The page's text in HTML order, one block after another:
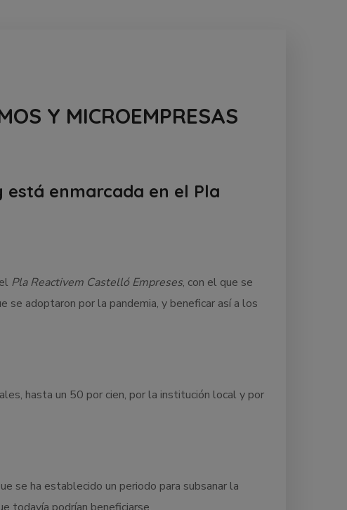
Y MICROEMPRESAS
está enmarcada en el Pla
Pla Reactivem Castelló Empreses, con el que se
adoptaron por la pandemia, y beneficar así a los
hasta un 50 por cien, por la institución local y por
se ha establecido un periodo para subsanar la